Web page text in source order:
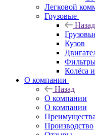
Легковой
Грузовые
Назад
Кузов
Колёса
О компании
Назад
О компании
О компании
Преимущества
Производство